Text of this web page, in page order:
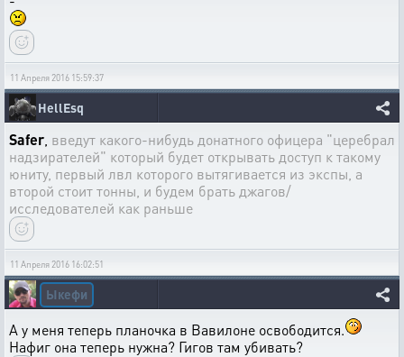
11 Апреля 2016 15:59:37
HellEsq
Safer введут какого-нибудь донатного офицера "церебрал
надзирателей" который будет открывать доступ к такому
юниту, первый лвл которого вытягивается из экспы, а
второй стоит тонны, и будем брать джагов/
исследователей как раньше
11 Апреля 2016 16:02:51
Ыкефи
А у меня теперь планочка в Вавилоне освободится.
Нафиг она теперь нужна? Гигов там убивать?